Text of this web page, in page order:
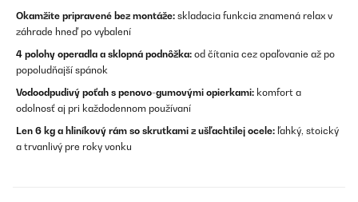
Okamžite pripravené bez montáže: skladacia funkcia znamená relax v
záhrade hneď po vybalení
4 polohy operadla a sklopná podnôžka: od čítania cez opaľovanie až po
popoludňajší spánok
Vodoodpudivý poťah s penovo-gumovými opierkami: komfort a
odolnosť aj pri každodennom používaní
Len 6 kg a hliníkový rám so skrutkami z ušľachtilej ocele: ľahký, stoický
a trvanlivý pre roky vonku